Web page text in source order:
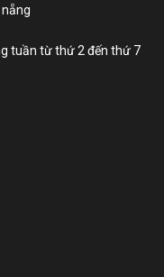
tuần từ thứ 2 đến thứ 7